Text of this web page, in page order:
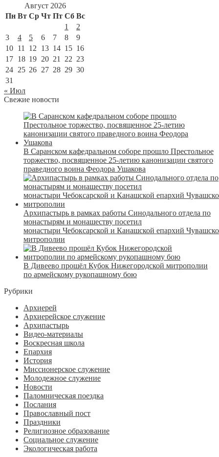
Август 2026
Пн Вт Ср Чт Пт Сб Вс
1
2
3
4 5 6 7 8
9
10 11 12 13 14 15 16
17 18 19 20 21 22 23
24 25 26 27 28 29 30
31
« Июл
Свежие новости
В Саранском кафедральном соборе прошло Престольное
торжество, посвященное 25-летию канонизации святого
праведного воина Феодора Ушакова
Архипастырь в рамках работы Синодального отдела по
монастырям и монашеству посетил
монастыри Чебоксарской и Канашской епархий
митрополии
В Дивеево прошёл Кубок Нижегородской митрополии
по армейскому рукопашному бою
Рубрики
Архиерей
Архиерейское служение
Архипастырь
Видео-материалы
Воскресная школа
Епархия
История
Миссионерское служение
Молодежное служение
Новости
Паломническая поездка
Послания
Православный пост
Праздники
Религиозное образование
Социальное служение
Экологическая работа